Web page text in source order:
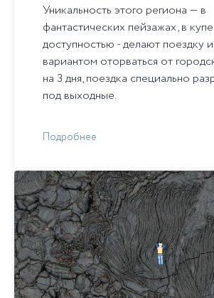
Уникальность этого региона — в
фантастических пейзажах, в
доступностью - делают поездку
вариантом оторваться от
на 3 дня, поездка специально
под выходные.
Подробнее